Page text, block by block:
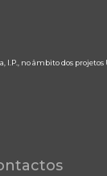
no âmbito dos projetos